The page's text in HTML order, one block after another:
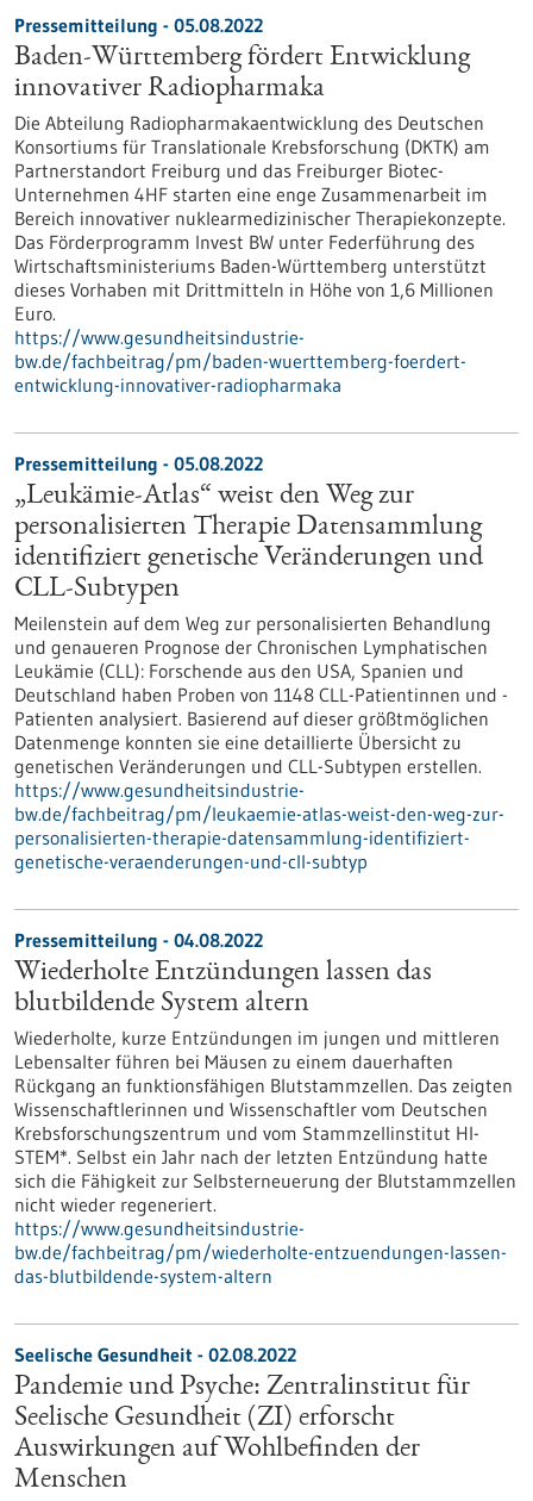
Pressemitteilung - 05.08.2022
Baden-Württemberg fördert Entwicklung
innovativer Radiopharmaka
Die Abteilung Radiopharmakaentwicklung des Deutschen
Konsortiums für Translationale Krebsforschung (DKTK) am
Partnerstandort Freiburg und das Freiburger Biotec-
Unternehmen 4HF starten eine enge Zusammenarbeit im
Bereich innovativer nuklearmedizinischer Therapiekonzepte.
Das Förderprogramm Invest BW unter Federführung des
Wirtschaftsministeriums Baden-Württemberg unterstützt
dieses Vorhaben mit Drittmitteln in Höhe von 1,6 Millionen
Euro.
https://www.gesundheitsindustrie-
bw.de/fachbeitrag/pm/baden-wuerttemberg-foerdert-
entwicklung-innovativer-radiopharmaka
Pressemitteilung - 05.08.2022
„Leukämie-Atlas“ weist den Weg zur
personalisierten Therapie Datensammlung
identifiziert genetische Veränderungen und
CLL-Subtypen
Meilenstein auf dem Weg zur personalisierten Behandlung
und genaueren Prognose der Chronischen Lymphatischen
Leukämie (CLL): Forschende aus den USA, Spanien und
Deutschland haben Proben von 1148 CLL-Patientinnen und -
Patienten analysiert. Basierend auf dieser größtmöglichen
Datenmenge konnten sie eine detaillierte Übersicht zu
genetischen Veränderungen und CLL-Subtypen erstellen.
https://www.gesundheitsindustrie-
bw.de/fachbeitrag/pm/leukaemie-atlas-weist-den-weg-zur-
personalisierten-therapie-datensammlung-identifiziert-
genetische-veraenderungen-und-cll-subtyp
Pressemitteilung - 04.08.2022
Wiederholte Entzündungen lassen das
blutbildende System altern
Wiederholte, kurze Entzündungen im jungen und mittleren
Lebensalter führen bei Mäusen zu einem dauerhaften
Rückgang an funktionsfähigen Blutstammzellen. Das zeigten
Wissenschaftlerinnen und Wissenschaftler vom Deutschen
Krebsforschungszentrum und vom Stammzellinstitut HI-
STEM*. Selbst ein Jahr nach der letzten Entzündung hatte
sich die Fähigkeit zur Selbsterneuerung der Blutstammzellen
nicht wieder regeneriert.
https://www.gesundheitsindustrie-
bw.de/fachbeitrag/pm/wiederholte-entzuendungen-lassen-
das-blutbildende-system-altern
Seelische Gesundheit - 02.08.2022
Pandemie und Psyche: Zentralinstitut für
Seelische Gesundheit (ZI) erforscht
Auswirkungen auf Wohlbefinden der
Menschen